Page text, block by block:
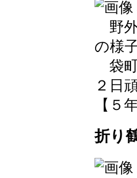
野外
の様
袋町
２日
【５
折り